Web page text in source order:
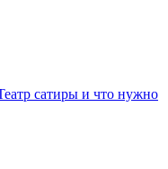
сатиры и что нужно